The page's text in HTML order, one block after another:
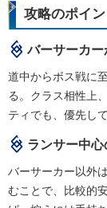
攻略のポイン
バーサーカー
道中からボス戦に
る。クラス相性上
ティでも、優先し
ランサー中
バーサーカー以外
むことで、比較的